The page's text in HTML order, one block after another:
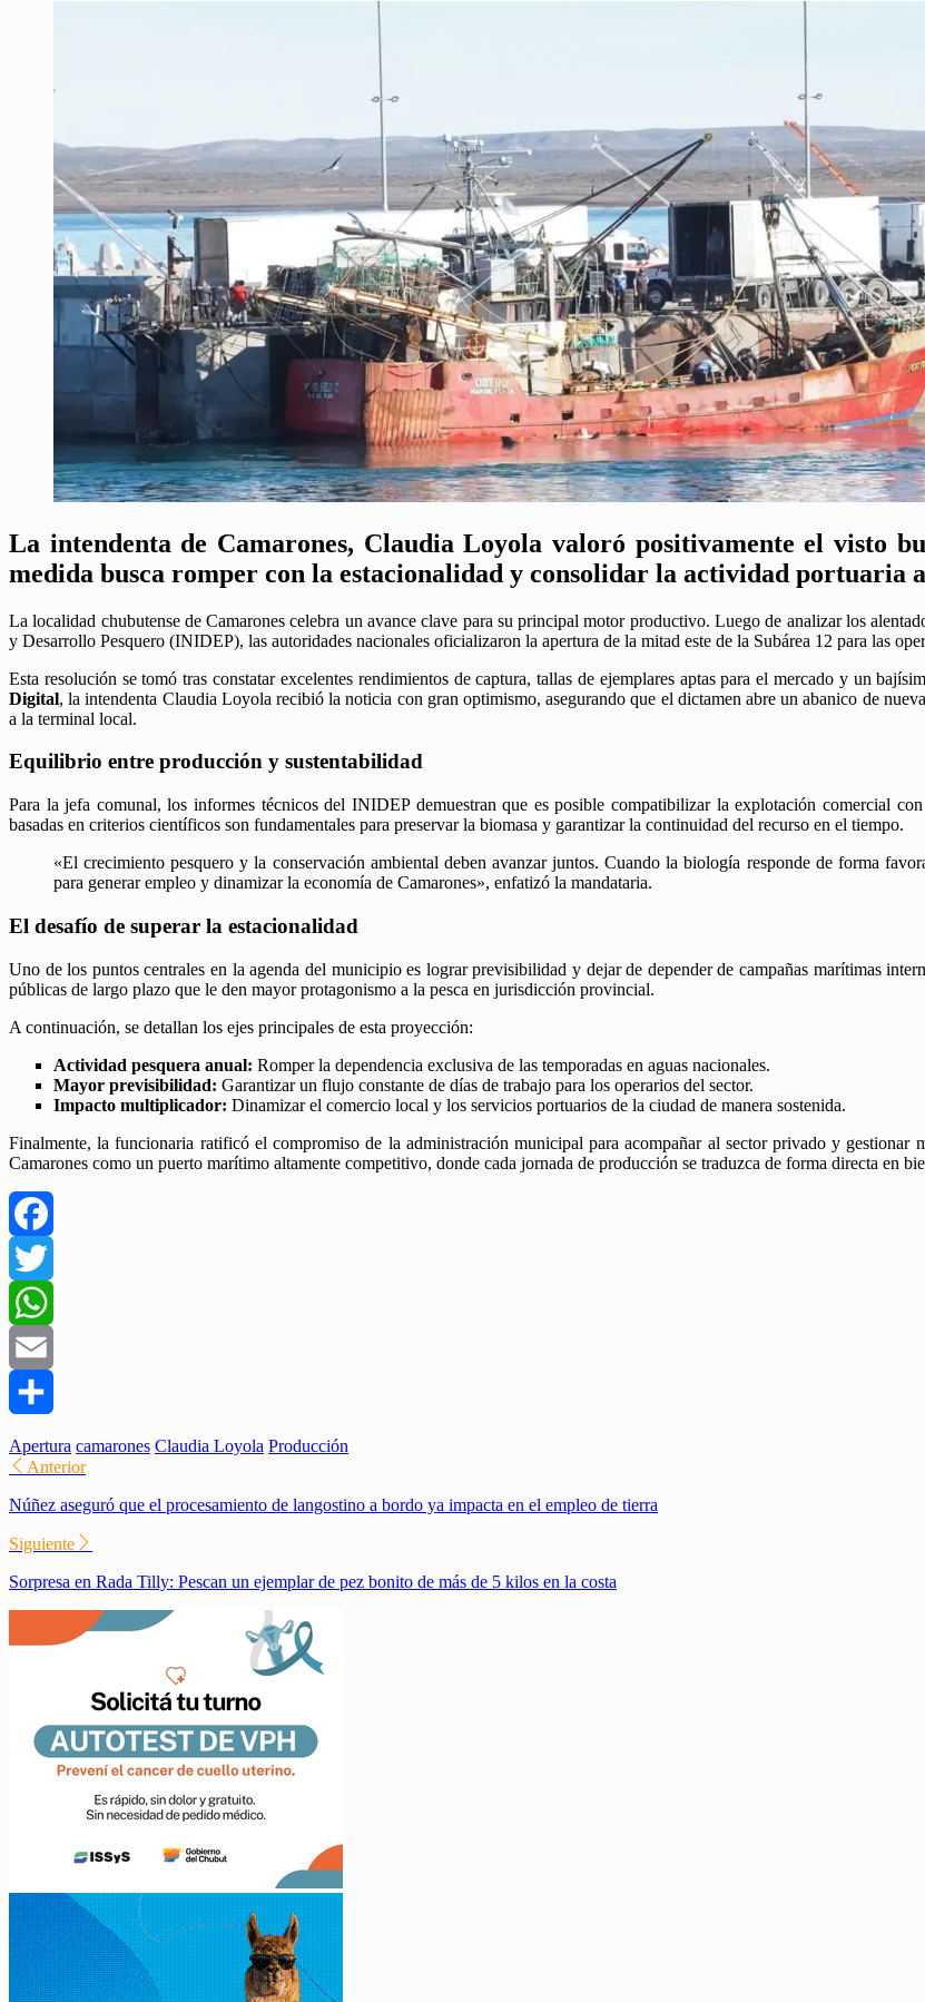
La intendenta de Camarones, Claudia Loyola valoró positivamente el visto
medida busca romper con la estacionalidad y consolidar la actividad portuaria
La localidad chubutense de Camarones celebra un avance clave para su principal motor productivo. Luego de analizar los
y Desarrollo Pesquero (INIDEP), las autoridades nacionales oficializaron la apertura de la mitad este de la Subárea 12 para las
Esta resolución se tomó tras constatar excelentes rendimientos de captura, tallas de ejemplares aptas para el mercado y un
Digital, la intendenta Claudia Loyola recibió la noticia con gran optimismo, asegurando que el dictamen abre un abanico de
a la terminal local.
Equilibrio entre producción y sustentabilidad
Para la jefa comunal, los informes técnicos del INIDEP demuestran que es posible compatibilizar la explotación comercial
basadas en criterios científicos son fundamentales para preservar la biomasa y garantizar la continuidad del recurso en el tiempo.
«El crecimiento pesquero y la conservación ambiental deben avanzar juntos. Cuando la biología responde de forma
para generar empleo y dinamizar la economía de Camarones», enfatizó la mandataria.
El desafío de superar la estacionalidad
Uno de los puntos centrales en la agenda del municipio es lograr previsibilidad y dejar de depender de campañas marítimas
públicas de largo plazo que le den mayor protagonismo a la pesca en jurisdicción provincial.
A continuación, se detallan los ejes principales de esta proyección:
Actividad pesquera anual: Romper la dependencia exclusiva de las temporadas en aguas nacionales.
Mayor previsibilidad: Garantizar un flujo constante de días de trabajo para los operarios del sector.
Impacto multiplicador: Dinamizar el comercio local y los servicios portuarios de la ciudad de manera sostenida.
Finalmente, la funcionaria ratificó el compromiso de la administración municipal para acompañar al sector privado y
Camarones como un puerto marítimo altamente competitivo, donde cada jornada de producción se traduzca de forma directa en
Facebook
Twitter
WhatsApp
Email
Compartir
Apertura camarones Claudia Loyola Producción
Anterior
Núñez aseguró que el procesamiento de langostino a bordo ya impacta en el empleo de tierra
Siguiente
Sorpresa en Rada Tilly: Pescan un ejemplar de pez bonito de más de 5 kilos en la costa